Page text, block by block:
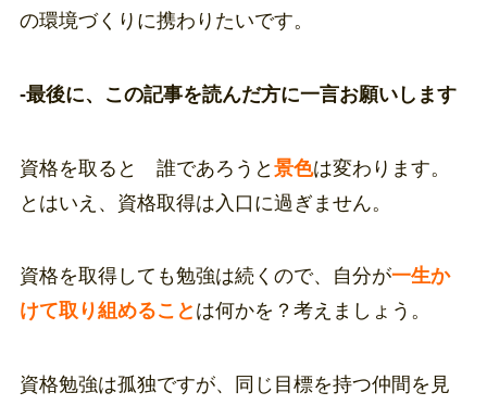
の環境づくりに携わりたいです。
-最後に、この記事を読んだ方に一言お願いします
資格を取ると 誰であろうと 景色は変わります。
とはいえ、資格取得は入口に過ぎません。
資格を取得しても勉強は続くので、自分が一生か
けて取り組めること は何かを？考えましょう。
資格勉強は孤独ですが、同じ目標を持つ仲間を見